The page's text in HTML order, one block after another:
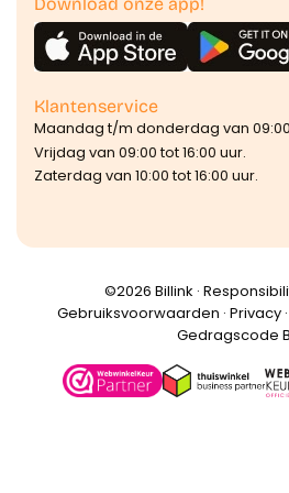
Klantenservice
Maandag t/m donderdag van 09:00
Vrijdag van 09:00 tot 16:00 uur.
Zaterdag van 10:00 tot 16:00 uur.
©️2026 Billink ·
Gebruiksvoorwaarden · Privacy·
Gedragscode